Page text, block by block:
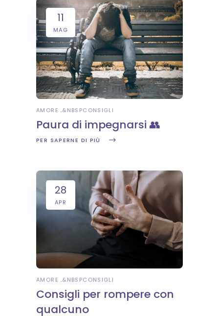
11
MAG
AMORE &NBSPCONSIGLI
Paura di impegnarsi 👥
PER SAPERNE DI PIÙ
28
APR
AMORE &NBSPCONSIGLI
Consigli per rompere con
qualcuno